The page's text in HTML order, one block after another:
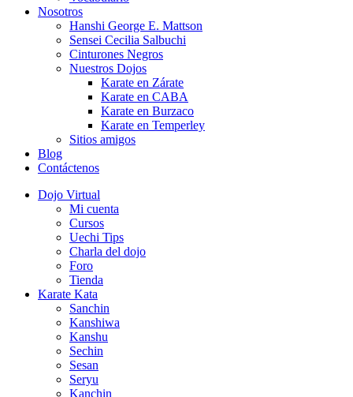
Nosotros
Hanshi George E. Mattson
Sensei Cecilia Salbuchi
Cinturones Negros
Nuestros Dojos
Karate en Zárate
Karate en CABA
Karate en Burzaco
Karate en Temperley
Sitios amigos
Blog
Contáctenos
Dojo Virtual
Mi cuenta
Cursos
Uechi Tips
Charla del dojo
Foro
Tienda
Karate Kata
Sanchin
Kanshiwa
Kanshu
Sechin
Sesan
Seryu
Kanchin